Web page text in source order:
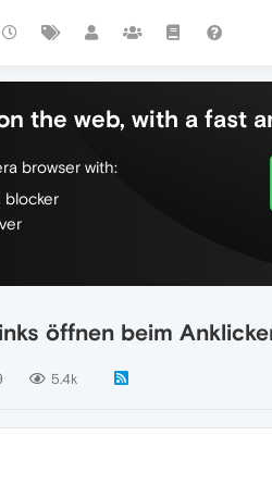
the web, with a fast
browser with:
blocker
öffnen beim
5.4k